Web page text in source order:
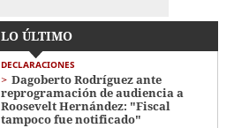
LO ÚLTIMO
DECLARACIONES
Dagoberto Rodríguez ante
reprogramación de audiencia a
Roosevelt Hernández: "Fiscal
tampoco fue notificado"